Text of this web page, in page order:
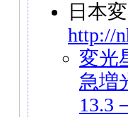
日本
http://
変光
急増
13.3